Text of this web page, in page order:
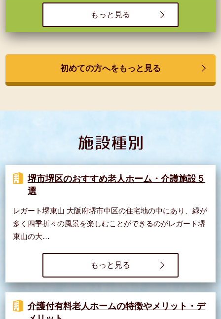
もっと見る
初めての方へをもっと見る
堺市堺区のおすすめ老人ホーム・介護施設５
選
レガート堺東山 大阪府堺市中区の住宅地の中にあり、緑が
多く四季折々の風景を楽しむことができるのがレガート堺
東山の大…
もっと見る
介護付有料老人ホームの特徴やメリット・デ